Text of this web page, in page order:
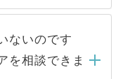
募が殺到する場
合った人材の
ケースが増え
せん。内定先へ
トナーが行い
はありませんの
トからの登録
個人情報は、
び転職活動の
ないのです
を相談できま